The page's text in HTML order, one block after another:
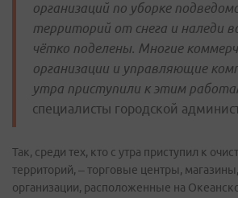
организаций по уборке
территорий от снега и наледи
чётко поделены. Многие
организации и управляющие
утра приступили к этим
специалисты городской
Так, среди тех, кто с утра приступил к
территорий, – торговые центры,
организации, расположенные на